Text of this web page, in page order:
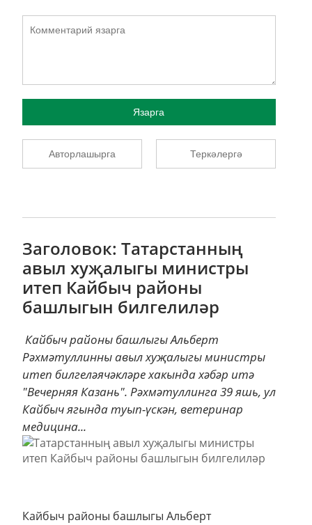
Язарга
Авторлашырга Теркәлергә
Заголовок: Татарстанның
авыл хуҗалыгы министры
итеп Кайбыч районы
башлыгын билгелиләр
Кайбыч районы башлыгы Альберт
Рәхмәтуллинны авыл хуҗалыгы министры
итеп билгеләячәкләре хакында хәбәр итә
"Вечерняя Казань". Рәхмәтуллинга 39 яшь, ул
Кайбыч ягында туып-үскән, ветеринар
медицина...
Кайбыч районы башлыгы Альберт